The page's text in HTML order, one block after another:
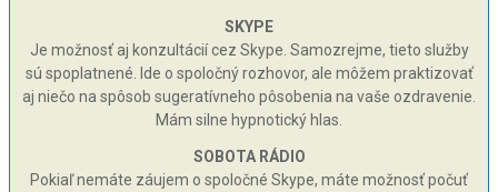
SKYPE
Je možnosť aj konzultácií cez Skype. Samozrejme, tieto služby
sú spoplatnené. Ide o spoločný rozhovor, ale môžem praktizovať
aj niečo na spôsob sugeratívneho pôsobenia na vaše ozdravenie.
Mám silne hypnotický hlas.
SOBOTA RÁDIO
Pokiaľ nemáte záujem o spoločné Skype, máte možnosť počuť